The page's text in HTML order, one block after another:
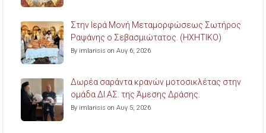
Στην Ιερά Μονή Μεταμορφώσεως Σωτήρος
Ραψάνης ο Σεβασμιώτατος. (ΗΧΗΤΙΚΟ)
By imlarisis on Αυγ 6, 2026
Δωρέα σαράντα κρανών μοτοσικλέτας στην
ομάδα ΔΙ.ΑΣ. της Άμεσης Δράσης.
By imlarisis on Αυγ 5, 2026